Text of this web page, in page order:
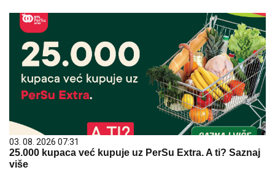
03. 08. 2026 07:31
25.000 kupaca već kupuje uz PerSu Extra. A ti? Saznaj
više